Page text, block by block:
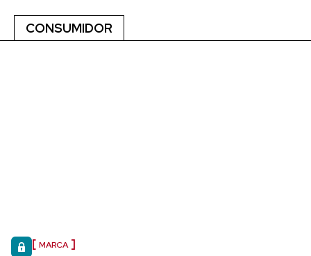
CONSUMIDOR
MARCA